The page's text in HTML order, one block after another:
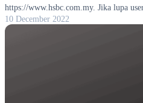
https://www.hsbc.com.my. Jika lupa
10 December 2022